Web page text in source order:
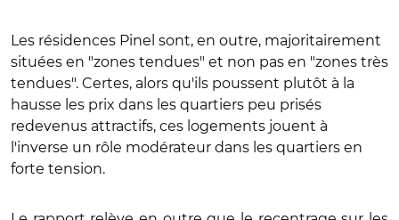
Les résidences Pinel sont, en outre, majoritairement
situées en "zones tendues" et non pas en "zones très
tendues". Certes, alors qu'ils poussent plutôt à la
hausse les prix dans les quartiers peu prisés
redevenus attractifs, ces logements jouent à
l'inverse un rôle modérateur dans les quartiers en
forte tension.